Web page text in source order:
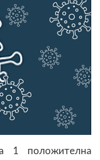
1 положителна